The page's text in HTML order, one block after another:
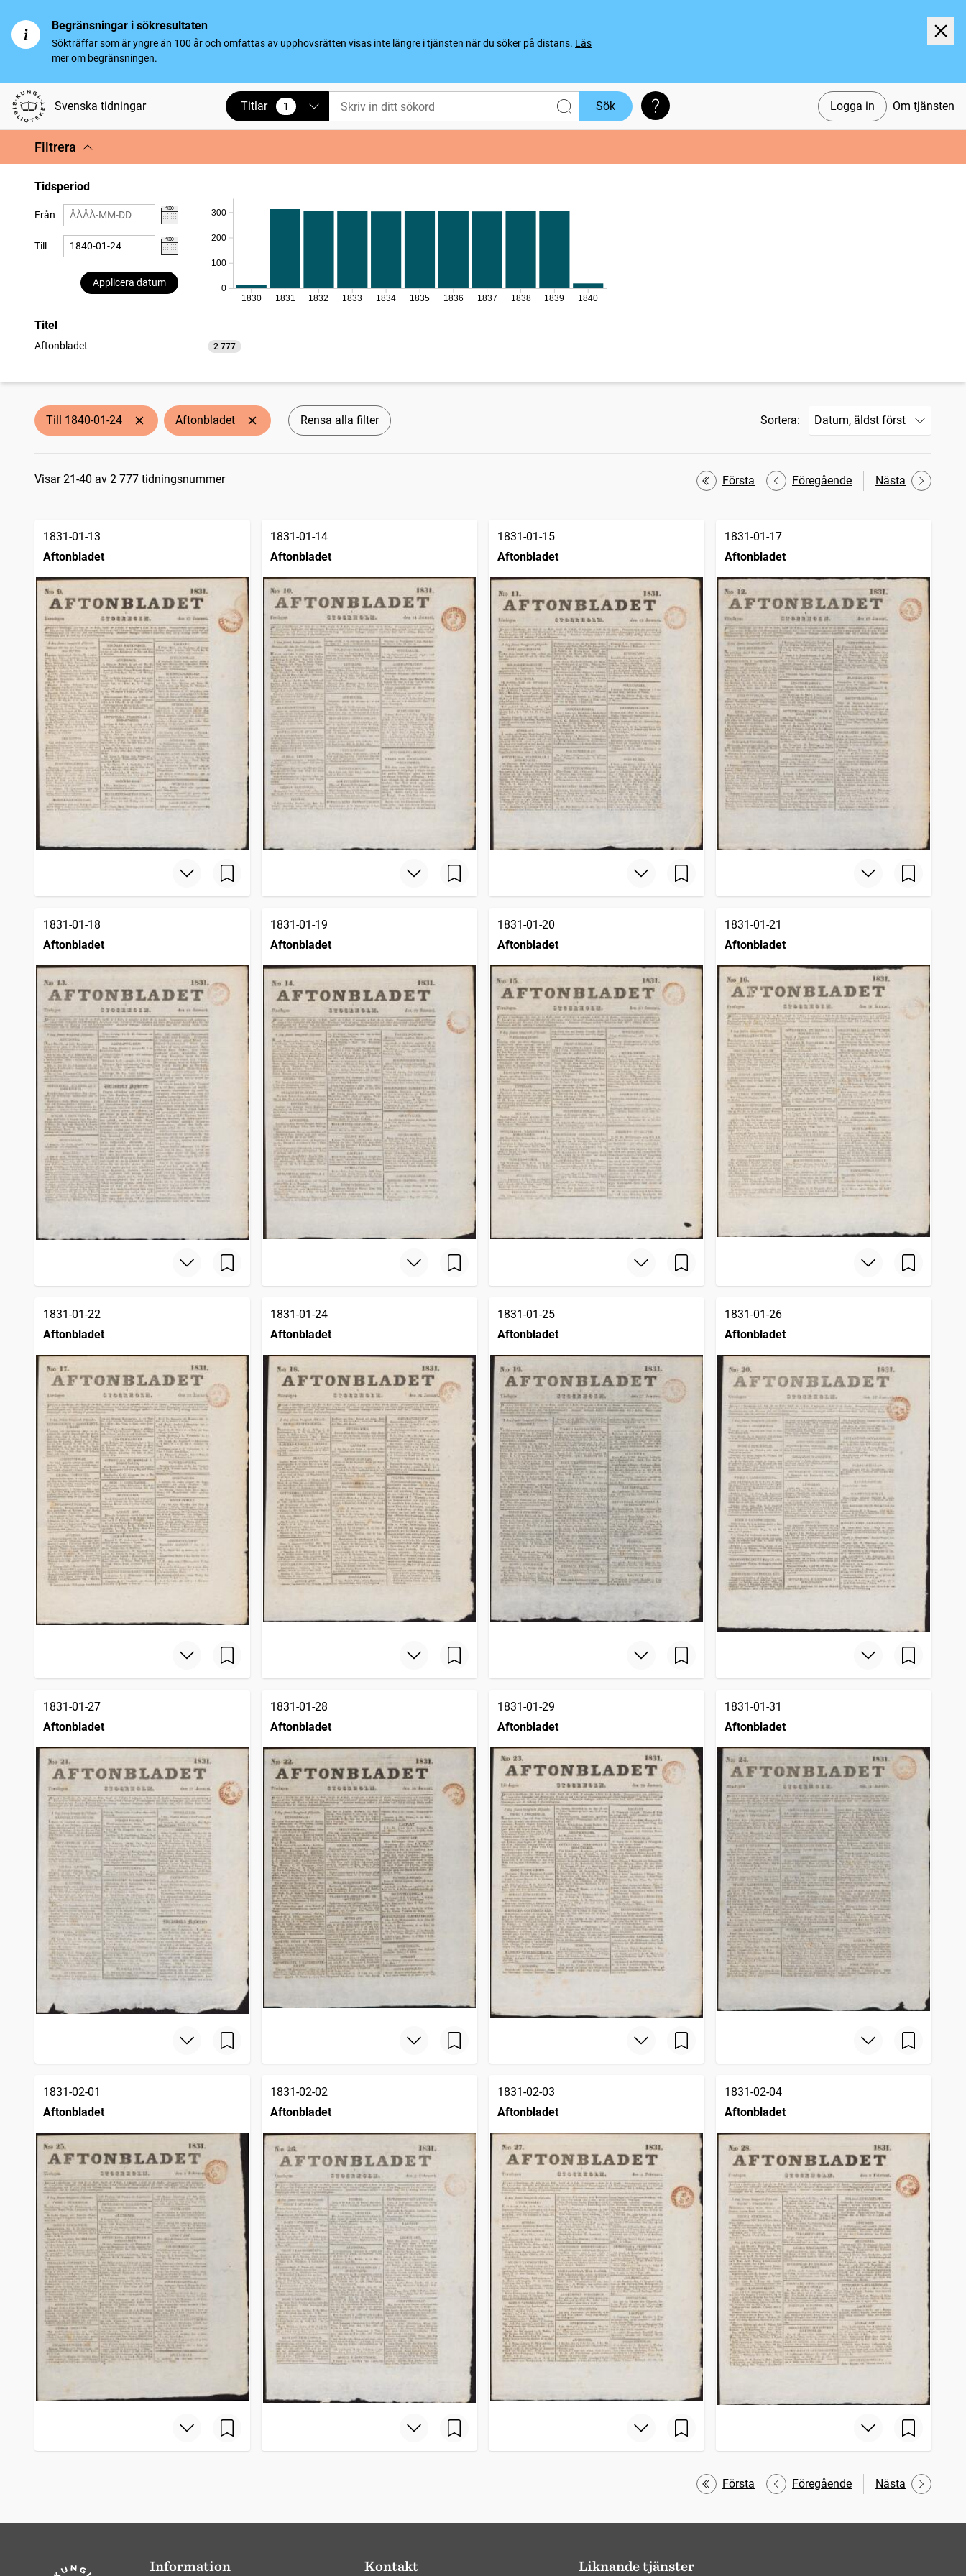
Begränsningar i sökresultaten
Sökträffar som är yngre än 100 år och omfattas av upphovsrätten visas inte längre i tjänsten när du söker på distans. Läs
mer om begränsningen.
Svenska tidningar Logga in Om tjänsten
Titlar 1
vald Sök Söktips
Filtrera
Tidsperiod
Från
Till
Applicera datum
0
100
200
300
1830 1831 1832 1833 1834 1835 1836 1837 1838 1839 1840
Titel
Aftonbladet 2 777
träffar
Till 1840-01-24 Aftonbladet Rensa alla filter Sortera:
Sökresultat
Visar 21-40 av 2 777 tidningsnummer Första Föregående Nästa
1831-01-13
Aftonbladet
1831-01-14
Aftonbladet
1831-01-15
Aftonbladet
1831-01-17
Aftonbladet
1831-01-18
Aftonbladet
1831-01-19
Aftonbladet
1831-01-20
Aftonbladet
1831-01-21
Aftonbladet
1831-01-22
Aftonbladet
1831-01-24
Aftonbladet
1831-01-25
Aftonbladet
1831-01-26
Aftonbladet
1831-01-27
Aftonbladet
1831-01-28
Aftonbladet
1831-01-29
Aftonbladet
1831-01-31
Aftonbladet
1831-02-01
Aftonbladet
1831-02-02
Aftonbladet
1831-02-03
Aftonbladet
1831-02-04
Aftonbladet
Första Föregående Nästa
Information Kontakt Liknande tjänster